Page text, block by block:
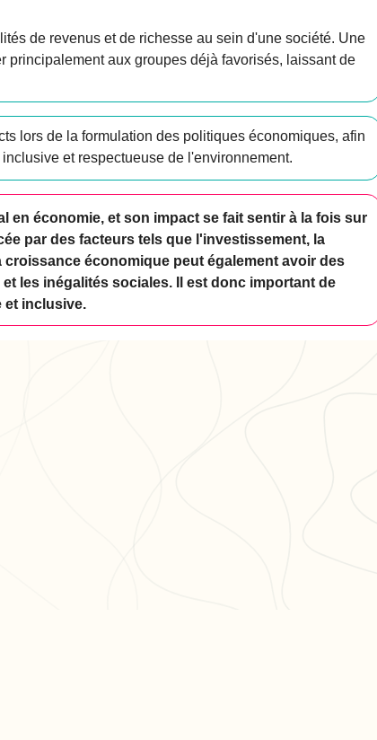
de revenus et de richesse au sein d'une société. Une
aux groupes déjà favorisés, laissant de
lors de la formulation des politiques économiques, afin
et respectueuse de l'environnement.
en économie, et son impact se fait sentir à la fois sur
par des facteurs tels que l'investissement, la
économique peut également avoir des
les inégalités sociales. Il est donc important de
et inclusive.